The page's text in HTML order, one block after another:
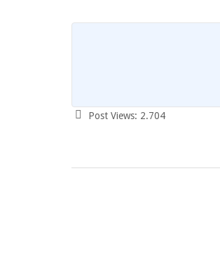
Post Views: 2.704